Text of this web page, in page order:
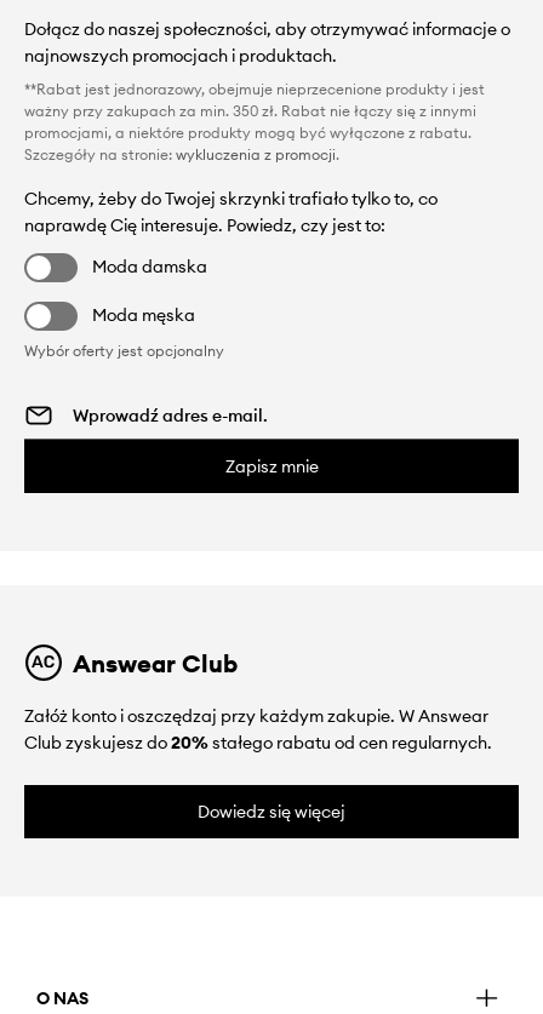
Dołącz do naszej społeczności, aby otrzymywać informacje o
najnowszych promocjach i produktach.
**Rabat jest jednorazowy, obejmuje nieprzecenione produkty i jest
ważny przy zakupach za min. 350 zł. Rabat nie łączy się z innymi
promocjami, a niektóre produkty mogą być wyłączone z rabatu.
Szczegóły na stronie: wykluczenia z promocji.
Chcemy, żeby do Twojej skrzynki trafiało tylko to, co
naprawdę Cię interesuje. Powiedz, czy jest to:
Moda damska
Moda męska
Wybór oferty jest opcjonalny
Zapisz mnie
Answear Club
Załóż konto i oszczędzaj przy każdym zakupie. W Answear
Club zyskujesz do20%stałego rabatu od cen regularnych.
Dowiedz się więcej
O NAS